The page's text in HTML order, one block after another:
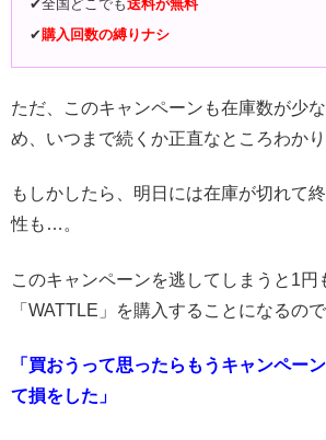
✔︎全国どこでも送料が無料
✔︎購入回数の縛りナシ
ただ、このキャンペーンも在庫数が少
め、いつまで続くか正直なところわかり
もしかしたら、明日には在庫が切れて
性も…。
このキャンペーンを逃してしまうと1円
「WATTLE」を購入することになるので
「買おうって思ったらもうキャンペー
て損をした」